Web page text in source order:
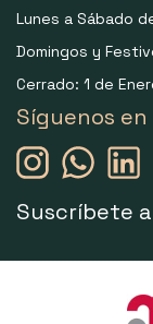
Lunes a Sábado
Domingos y
Cerrado: 1 de
Síguenos en
Suscríbete